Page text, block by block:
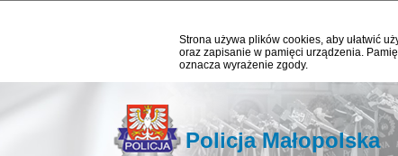
Strona używa plików cookies, aby ułatwić
oraz zapisanie w pamięci urządzenia.
oznacza wyrażenie zgody.
Policja Małopolska